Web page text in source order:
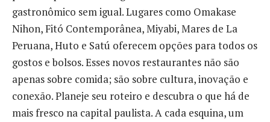
gastronômico sem igual. Lugares como Omakase
Nihon, Fitó Contemporânea, Miyabi, Mares de La
Peruana, Huto e Satú oferecem opções para todos os
gostos e bolsos. Esses novos restaurantes não são
apenas sobre comida; são sobre cultura, inovação e
conexão. Planeje seu roteiro e descubra o que há de
mais fresco na capital paulista. A cada esquina, um